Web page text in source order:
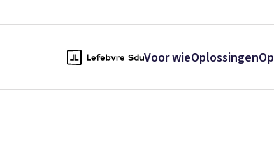
Voor wieOplossingen